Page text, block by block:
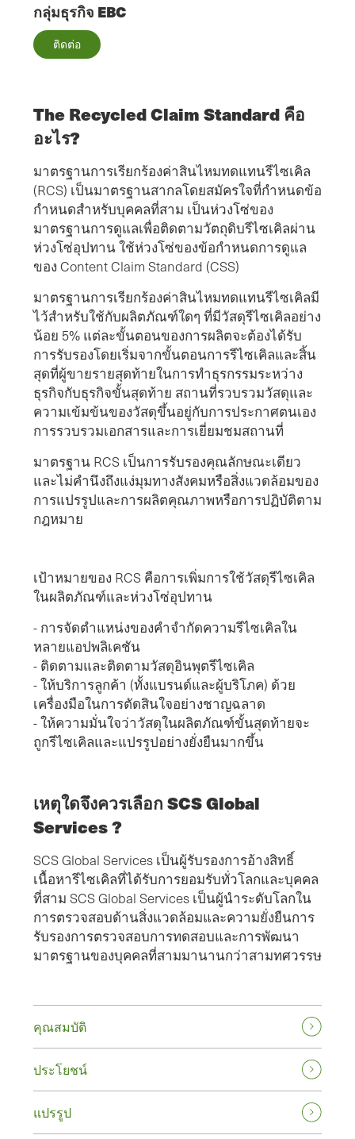
กลุ่มธุรกิจ EBC
ติดต่อ
The Recycled Claim Standard คือ
อะไร?
มาตรฐานการเรียกร้องค่าสินไหมทดแทนรีไซเคิล
(RCS) เป็นมาตรฐานสากลโดยสมัครใจที่กําหนดข้อ
กําหนดสําหรับบุคคลที่สาม เป็นห่วงโซ่ของ
มาตรฐานการดูแลเพื่อติดตามวัตถุดิบรีไซเคิลผ่าน
ห่วงโซ่อุปทาน ใช้ห่วงโซ่ของข้อกําหนดการดูแล
ของ Content Claim Standard (CSS)
มาตรฐานการเรียกร้องค่าสินไหมทดแทนรีไซเคิลมี
ไว้สําหรับใช้กับผลิตภัณฑ์ใดๆ ที่มีวัสดุรีไซเคิลอย่าง
น้อย 5% แต่ละขั้นตอนของการผลิตจะต้องได้รับ
การรับรองโดยเริ่มจากขั้นตอนการรีไซเคิลและสิ้น
สุดที่ผู้ขายรายสุดท้ายในการทําธุรกรรมระหว่าง
ธุรกิจกับธุรกิจขั้นสุดท้าย สถานที่รวบรวมวัสดุและ
ความเข้มข้นของวัสดุขึ้นอยู่กับการประกาศตนเอง
การรวบรวมเอกสารและการเยี่ยมชมสถานที่
มาตรฐาน RCS เป็นการรับรองคุณลักษณะเดียว
และไม่คํานึงถึงแง่มุมทางสังคมหรือสิ่งแวดล้อมของ
การแปรรูปและการผลิตคุณภาพหรือการปฏิบัติตาม
กฎหมาย
เป้าหมายของ RCS คือการเพิ่มการใช้วัสดุรีไซเคิล
ในผลิตภัณฑ์และห่วงโซ่อุปทาน
- การจัดตําแหน่งของคําจํากัดความรีไซเคิลใน
หลายแอปพลิเคชัน
- ติดตามและติดตามวัสดุอินพุตรีไซเคิล
- ให้บริการลูกค้า (ทั้งแบรนด์และผู้บริโภค) ด้วย
เครื่องมือในการตัดสินใจอย่างชาญฉลาด
- ให้ความมั่นใจว่าวัสดุในผลิตภัณฑ์ขั้นสุดท้ายจะ
ถูกรีไซเคิลและแปรรูปอย่างยั่งยืนมากขึ้น
เหตุใดจึงควรเลือก SCS Global
Services ?
SCS Global Services เป็นผู้รับรองการอ้างสิทธิ์
เนื้อหารีไซเคิลที่ได้รับการยอมรับทั่วโลกและบุคคล
ที่สาม SCS Global Services เป็นผู้นําระดับโลกใน
การตรวจสอบด้านสิ่งแวดล้อมและความยั่งยืนการ
รับรองการตรวจสอบการทดสอบและการพัฒนา
มาตรฐานของบุคคลที่สามมานานกว่าสามทศวรรษ
คุณสมบัติ
ประโยชน์
แปรรูป